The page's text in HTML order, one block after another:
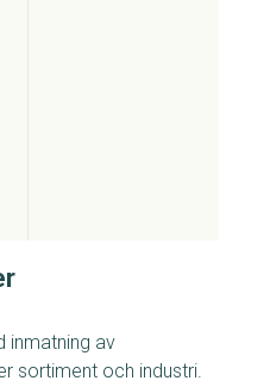
inmatning av
sortiment och industri.